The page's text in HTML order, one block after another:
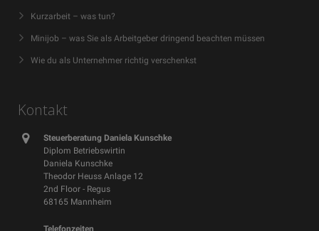
Kurzarbeit – was tun?
Minijob – was Sie als Arbeitgeber dringend beachten müssen
Wie du als Unternehmer richtig verschenkst
Kontakt
Steuerberatung Daniela Kunschke
Diplom Betriebswirtin
Daniela Kunschke
Theodor Heuss Anlage 12
2nd Floor - Regus
68165 Mannheim
Telefonzeiten